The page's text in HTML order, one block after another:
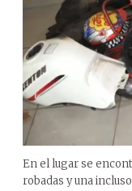
En el lugar se
robadas y una